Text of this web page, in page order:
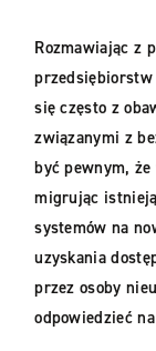
Rozmawiając z
przedsiębiorstw
się często z
związanymi z
być pewnym,
migrując
systemów na
uzyskania
przez osoby
odpowiedzieć